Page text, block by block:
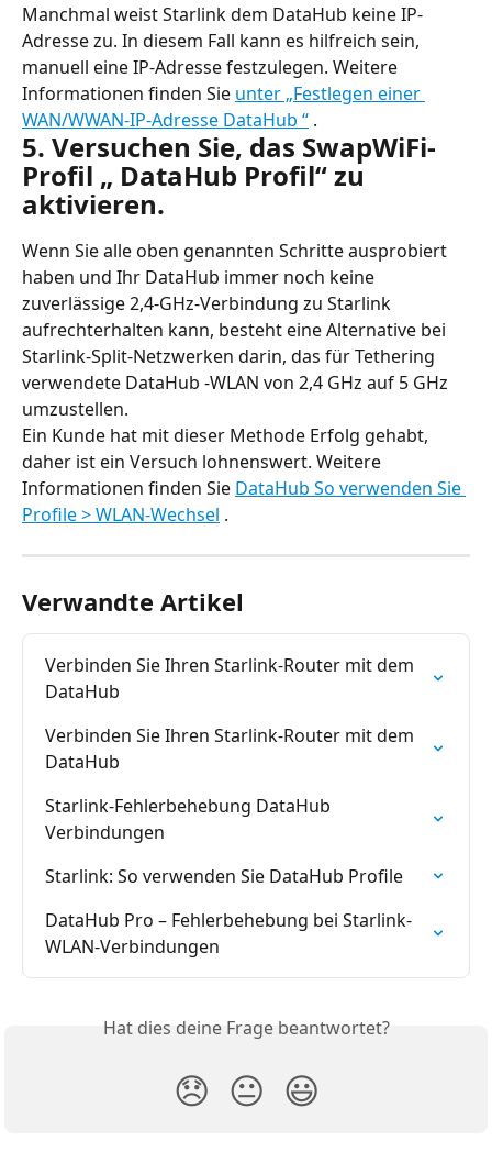
Manchmal weist Starlink dem DataHub keine IP-
Adresse zu. In diesem Fall kann es hilfreich sein,
manuell eine IP-Adresse festzulegen. Weitere
Informationen finden Sie unter „Festlegen einer
WAN/WWAN-IP-Adresse DataHub “ .
5. Versuchen Sie, das SwapWiFi-
Profil „ DataHub Profil“ zu
aktivieren.
Wenn Sie alle oben genannten Schritte ausprobiert
haben und Ihr DataHub immer noch keine
zuverlässige 2,4-GHz-Verbindung zu Starlink
aufrechterhalten kann, besteht eine Alternative bei
Starlink-Split-Netzwerken darin, das für Tethering
verwendete DataHub -WLAN von 2,4 GHz auf 5 GHz
umzustellen.
Ein Kunde hat mit dieser Methode Erfolg gehabt,
daher ist ein Versuch lohnenswert. Weitere
Informationen finden Sie DataHub So verwenden Sie
Profile > WLAN-Wechsel .
Verwandte Artikel
Verbinden Sie Ihren Starlink-Router mit dem
DataHub
Verbinden Sie Ihren Starlink-Router mit dem
DataHub
Starlink-Fehlerbehebung DataHub
Verbindungen
Starlink: So verwenden Sie DataHub Profile
DataHub Pro – Fehlerbehebung bei Starlink-
WLAN-Verbindungen
Hat dies deine Frage beantwortet?
😞 😐 😃